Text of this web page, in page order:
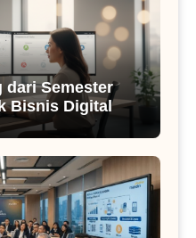
dari Semester
Bisnis Digital